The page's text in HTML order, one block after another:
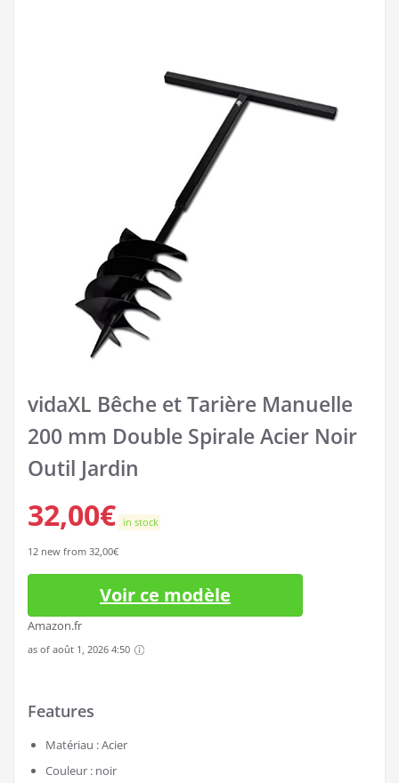
vidaXL Bêche et Tarière Manuelle
200 mm Double Spirale Acier Noir
Outil Jardin
32,00€ in stock
12 new from 32,00€
Voir ce modèle
Amazon.fr
as of août 1, 2026 4:50
Features
Matériau : Acier
Couleur : noir